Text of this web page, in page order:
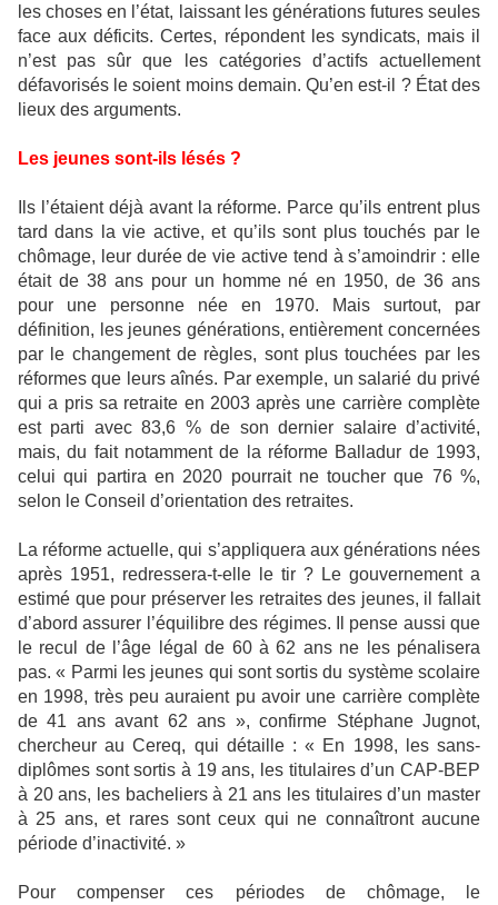
les choses en l’état, laissant les générations futures seules
face aux déficits. Certes, répondent les syndicats, mais il
n’est pas sûr que les catégories d’actifs actuellement
défavorisés le soient moins demain. Qu’en est-il ? État des
lieux des arguments.
Les jeunes sont-ils lésés ?
Ils l’étaient déjà avant la réforme. Parce qu’ils entrent plus
tard dans la vie active, et qu’ils sont plus touchés par le
chômage, leur durée de vie active tend à s’amoindrir : elle
était de 38 ans pour un homme né en 1950, de 36 ans
pour une personne née en 1970. Mais surtout, par
définition, les jeunes générations, entièrement concernées
par le changement de règles, sont plus touchées par les
réformes que leurs aînés. Par exemple, un salarié du privé
qui a pris sa retraite en 2003 après une carrière complète
est parti avec 83,6 % de son dernier salaire d’activité,
mais, du fait notamment de la réforme Balladur de 1993,
celui qui partira en 2020 pourrait ne toucher que 76 %,
selon le Conseil d’orientation des retraites.
La réforme actuelle, qui s’appliquera aux générations nées
après 1951, redressera-t-elle le tir ? Le gouvernement a
estimé que pour préserver les retraites des jeunes, il fallait
d’abord assurer l’équilibre des régimes. Il pense aussi que
le recul de l’âge légal de 60 à 62 ans ne les pénalisera
pas. « Parmi les jeunes qui sont sortis du système scolaire
en 1998, très peu auraient pu avoir une carrière complète
de 41 ans avant 62 ans », confirme Stéphane Jugnot,
chercheur au Cereq, qui détaille : « En 1998, les sans-
diplômes sont sortis à 19 ans, les titulaires d’un CAP-BEP
à 20 ans, les bacheliers à 21 ans les titulaires d’un master
à 25 ans, et rares sont ceux qui ne connaîtront aucune
période d’inactivité. »
Pour compenser ces périodes de chômage, le